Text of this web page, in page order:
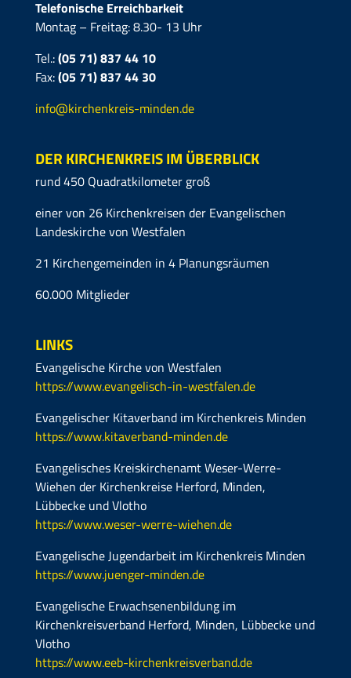
Telefonische Erreichbarkeit
Montag – Freitag: 8.30- 13 Uhr
Tel.:(05 71) 837 44 10
Fax:(05 71)837 44 30
info@kirchenkreis-minden.de
DER KIRCHENKREIS IM ÜBERBLICK
rund 450 Quadratkilometer groß
einer von 26 Kirchenkreisen der Evangelischen
Landeskirche von Westfalen
21 Kirchengemeinden in 4 Planungsräumen
60.000 Mitglieder
LINKS
Evangelische Kirche von Westfalen
https://www.evangelisch-in-westfalen.de
Evangelischer Kitaverband im Kirchenkreis Minden
https://www.kitaverband-minden.de
Evangelisches Kreiskirchenamt Weser-Werre-
Wiehen der Kirchenkreise Herford, Minden,
Lübbecke und Vlotho
https://www.weser-werre-wiehen.de
Evangelische Jugendarbeit im Kirchenkreis Minden
https://www.juenger-minden.de
Evangelische Erwachsenenbildung im
Kirchenkreisverband Herford, Minden, Lübbecke und
Vlotho
https://www.eeb-kirchenkreisverband.de